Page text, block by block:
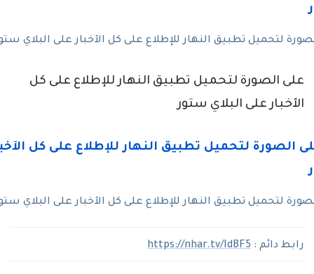
لتحميل تطبيق النهار للإطلاع على كل الآخبار على البلاي
على الصورة لتحميل تطبيق النهار للإطلاع على كل
الآخبار على البلاي ستور
لتحميل تطبيق النهار للإطلاع على كل الآخبار على البلاي
رابط دائم : https://nhar.tv/IdBF5